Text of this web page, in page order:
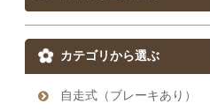
カテゴリから選ぶ
自走式（ブレーキあり）